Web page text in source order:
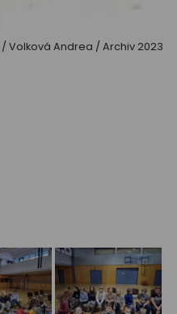
/ Volková Andrea / Archiv 2023